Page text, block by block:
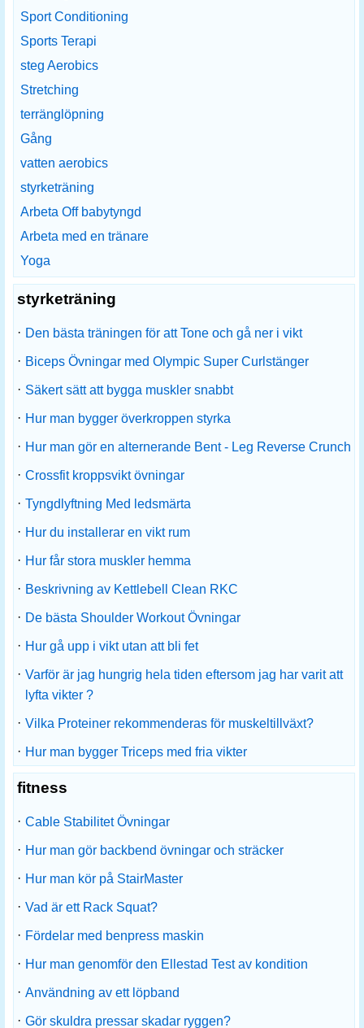
Sport Conditioning
Sports Terapi
steg Aerobics
Stretching
terränglöpning
Gång
vatten aerobics
styrketräning
Arbeta Off babytyngd
Arbeta med en tränare
Yoga
styrketräning
· Den bästa träningen för att Tone och gå ner i vikt
· Biceps Övningar med Olympic Super Curlstänger
· Säkert sätt att bygga muskler snabbt
· Hur man bygger överkroppen styrka
· Hur man gör en alternerande Bent - Leg Reverse Crunch
· Crossfit kroppsvikt övningar
· Tyngdlyftning Med ledsmärta
· Hur du installerar en vikt rum
· Hur får stora muskler hemma
· Beskrivning av Kettlebell Clean RKC
· De bästa Shoulder Workout Övningar
· Hur gå upp i vikt utan att bli fet
· Varför är jag hungrig hela tiden eftersom jag har varit att
lyfta vikter ?
· Vilka Proteiner rekommenderas för muskeltillväxt?
· Hur man bygger Triceps med fria vikter
fitness
· Cable Stabilitet Övningar
· Hur man gör backbend övningar och sträcker
· Hur man kör på StairMaster
· Vad är ett Rack Squat?
· Fördelar med benpress maskin
· Hur man genomför den Ellestad Test av kondition
· Användning av ett löpband
· Gör skuldra pressar skadar ryggen?